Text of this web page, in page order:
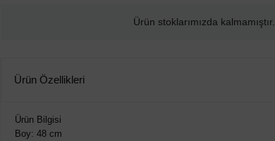
Ürün stoklarımızda kalmamıştır.
Ürün Özellikleri
Ürün Bilgisi
Boy: 48 cm